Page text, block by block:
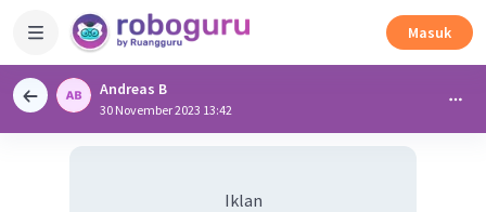
Masuk
Andreas B
30 November 2023 13:42
Iklan